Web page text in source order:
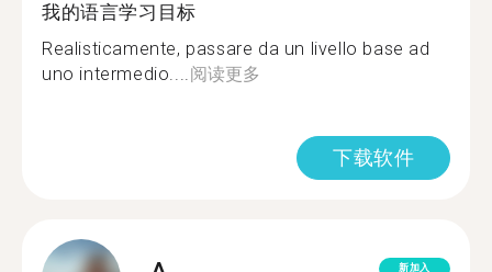
我的语言学习目标
Realisticamente, passare da un livello base ad
uno intermedio....阅读更多
下载软件
新加入